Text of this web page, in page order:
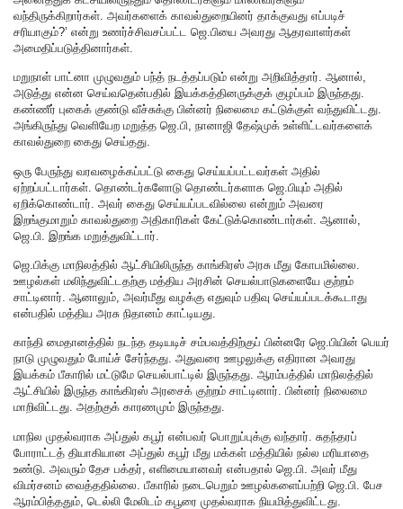
வந்திருக்கிறார்கள். அவர்களைக் காவல்துறையினர் தாக்குவது எப்படிச்
சரியாகும்?’ என்று உணர்ச்சிவசப்பட்ட ஜெ.பியை அவரது ஆதரவாளர்கள்
அமைதிப்படுத்தினார்கள்.
மறுநாள் பாட்னா முழுவதும் பந்த் நடத்தப்படும் என்று அறிவித்தார். ஆனால்,
அடுத்து என்ன செய்வதென்பதில் இயக்கத்தினருக்குக் குழப்பம் இருந்தது.
கண்ணீர் புகைக் குண்டு வீச்சுக்கு பின்னர் நிலைமை கட்டுக்குள் வந்துவிட்டது.
அங்கிருந்து வெளியேற மறுத்த ஜெ.பி, நானாஜி தேஷ்முக் உள்ளிட்டவர்களைக்
காவல்துறை கைது செய்தது.
ஒரு பேருந்து வரவழைக்கப்பட்டு கைது செய்யப்பட்டவர்கள் அதில்
ஏற்றப்பட்டார்கள். தொண்டர்களோடு தொண்டர்களாக ஜெ.பியும் அதில்
ஏறிக்கொண்டார். அவர் கைது செய்யப்படவில்லை என்றும் அவரை
இறங்குமாறும் காவல்துறை அதிகாரிகள் கேட்டுக்கொண்டார்கள். ஆனால்,
ஜெ.பி. இறங்க மறுத்துவிட்டார்.
ஜெ.பிக்கு மாநிலத்தில் ஆட்சியிலிருந்த காங்கிரஸ் அரசு மீது கோபமில்லை.
ஊழல்கள் மலிந்துவிட்டதற்கு மத்திய அரசின் செயல்பாடுகளையே குற்றம்
சாட்டினார். ஆனாலும், அவர்மீது வழக்கு எதுவும் பதிவு செய்யப்படக்கூடாது
என்பதில் மத்திய அரசு நிதானம் காட்டியது.
காந்தி மைதானத்தில் நடந்த தடியடிச் சம்பவத்திற்குப் பின்னரே ஜெ.பியின் பெயர்
நாடு முழுவதும் போய்ச் சேர்ந்தது. அதுவரை ஊழலுக்கு எதிரான அவரது
இயக்கம் பீகாரில் மட்டுமே செயல்பாட்டில் இருந்தது. ஆரம்பத்தில் மாநிலத்தில்
ஆட்சியில் இருந்த காங்கிரஸ் அரசைக் குற்றம் சாட்டினார். பின்னர் நிலைமை
மாறிவிட்டது. அதற்குக் காரணமும் இருந்தது.
மாநில முதல்வராக அப்துல் கபூர் என்பவர் பொறுப்புக்கு வந்தார். சுதந்தரப்
போராட்டத் தியாகியான அப்துல் கபூர் மீது மக்கள் மத்தியில் நல்ல மரியாதை
உண்டு. அவரும் தேச பக்தர், எளிமையானவர் என்பதால் ஜெ.பி. அவர் மீது
விமர்சனம் வைத்ததில்லை. பீகாரில் நடைபெறும் ஊழல்களைப்பற்றி ஜெ.பி. பேச
ஆரம்பித்ததும், டெல்லி மேலிடம் கபூரை முதல்வராக நியமித்துவிட்டது.